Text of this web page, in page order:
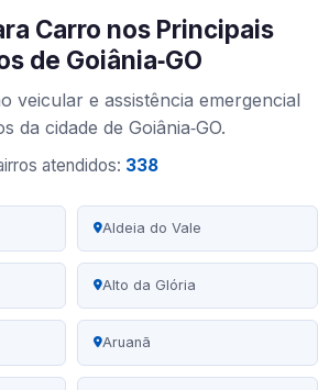
Carro nos Principais
de Goiânia‑GO
veicular e assistência emergencial
da cidade de Goiânia‑GO.
atendidos: 338
Aldeia do Vale
Alto da Glória
Aruanã